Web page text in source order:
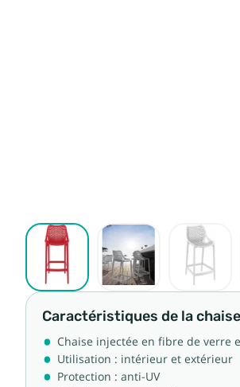
Caractéristiques de la
Chaise injectée en fibre de verre
Utilisation : intérieur et extérieur
Protection : anti-UV